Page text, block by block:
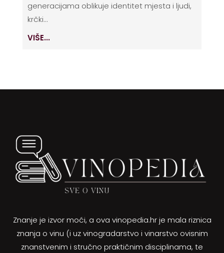
generacijama oblikuje identitet mjesta i ljudi,
krčki...
VIŠE...
Znanje je izvor moći, a ova vinopedia.hr je mala riznica
znanja o vinu (i uz vinogradarstvo i vinarstvo ovisnim
znanstvenim i stručno praktičnim disciplinama, te